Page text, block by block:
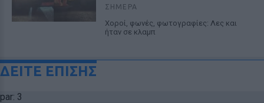
ΣΉΜΕΡΑ
Χοροί, φωνές, φωτογραφίες: Λες και
ήταν σε κλαμπ
ΔΕΙΤΕ ΕΠΙΣΗΣ
par: 3